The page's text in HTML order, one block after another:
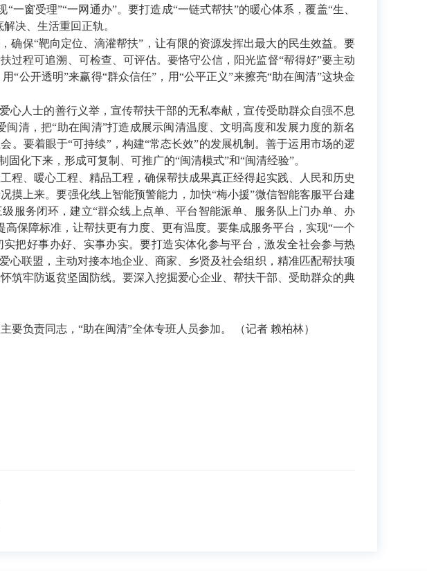
窗受理”“一网通办”。要打造成“一链式帮扶”的暖心体系，覆盖“生、
决、生活重回正轨。
保“靶向定位、滴灌帮扶”，让有限的资源发挥出最大的民生效益。要
过程可追溯、可检查、可评估。要恪守公信，阳光监督“帮得好”要主动
公开透明”来赢得“群众信任”，用“公平正义”来擦亮“助在闽清”这块金
人士的善行义举，宣传帮扶干部的无私奉献，宣传受助群众自强不息
清，把“助在闽清”打造成展示闽清温度、文明高度和发展力度的新名
。要着眼于“可持续”，构建“常态长效”的发展机制。善于运用市场的逻
化下来，形成可复制、可推广的“闽清模式”和“闽清经验”。
、暖心工程、精品工程，确保帮扶成果真正经得起实践、人民和历史
摸上来。要强化线上智能预警能力，加快“梅小援”微信智能客服平台建
服务闭环，建立“群众线上点单、平台智能派单、服务队上门办单、办
保障标准，让帮扶更有力度、更有温度。要集成服务平台，实现“一个
把好事办好、实事办实。要打造实体化参与平台，激发全社会参与热
心联盟，主动对接本地企业、商家、乡贤及社会组织，精准匹配帮扶项
筑牢防返贫坚固防线。要深入挖掘爱心企业、帮扶干部、受助群众的典
负责同志，“助在闽清”全体专班人员参加。 （记者 赖柏林）